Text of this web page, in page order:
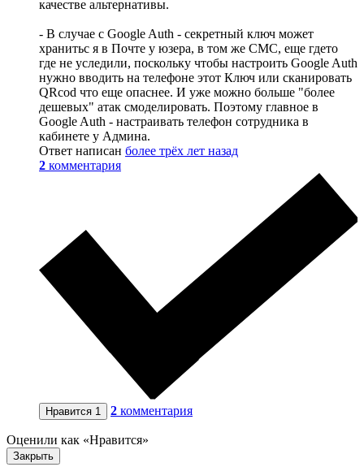
качестве альтернативы.
- В случае с Google Auth - секретный ключ может
хранитьс я в Почте у юзера, в том же СМС, еще гдето
где не уследили, поскольку чтобы настроить Google Auth
нужно вводить на телефоне этот Ключ или сканировать
QRcod что еще опаснее. И уже можно больше "более
дешевых" атак смоделировать. Поэтому главное в
Google Auth - настраивать телефон сотрудника в
кабинете у Админа.
Ответ написан более трёх лет назад
2 комментария
Нравится 1 2 комментария
Оценили как «Нравится»
Закрыть